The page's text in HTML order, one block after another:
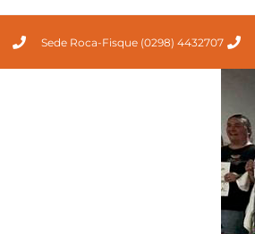
Sede Roca-Fisque (0298) 4432707